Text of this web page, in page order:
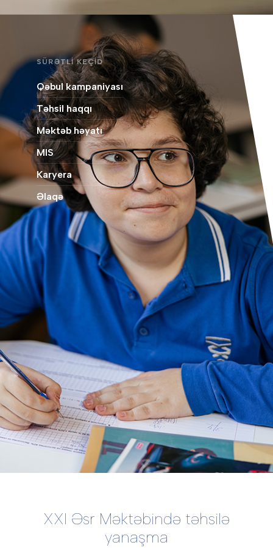
SÜRƏTLI KEÇID
Qəbul kampaniyası
Təhsil haqqı
Məktəb həyatı
MIS
Karyera
Əlaqə
XXI Əsr Məktəbində təhsilə
yanaşma